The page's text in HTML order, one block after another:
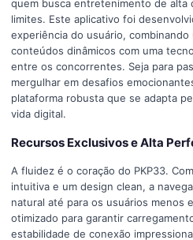
quem busca entretenimento de alta
limites. Este aplicativo foi
experiência do usuário, combinando
conteúdos dinâmicos com uma
entre os concorrentes. Seja para
mergulhar em desafios
plataforma robusta que se adapta
vida digital.
Recursos Exclusivos e Alta
A fluidez é o coração do PKP33.
intuitiva e um design clean, a
natural até para os usuários menos
otimizado para garantir
estabilidade de conexão